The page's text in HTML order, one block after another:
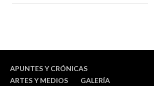
APUNTES Y CRÓNICAS
ARTES Y MEDIOS
GALERÍA